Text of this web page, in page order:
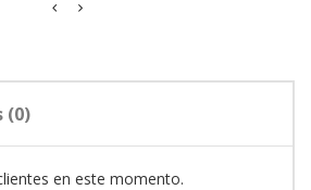
(0)
en este momento.